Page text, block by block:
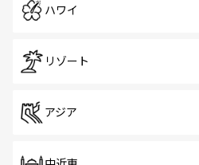
ハワイ
リゾート
アジア